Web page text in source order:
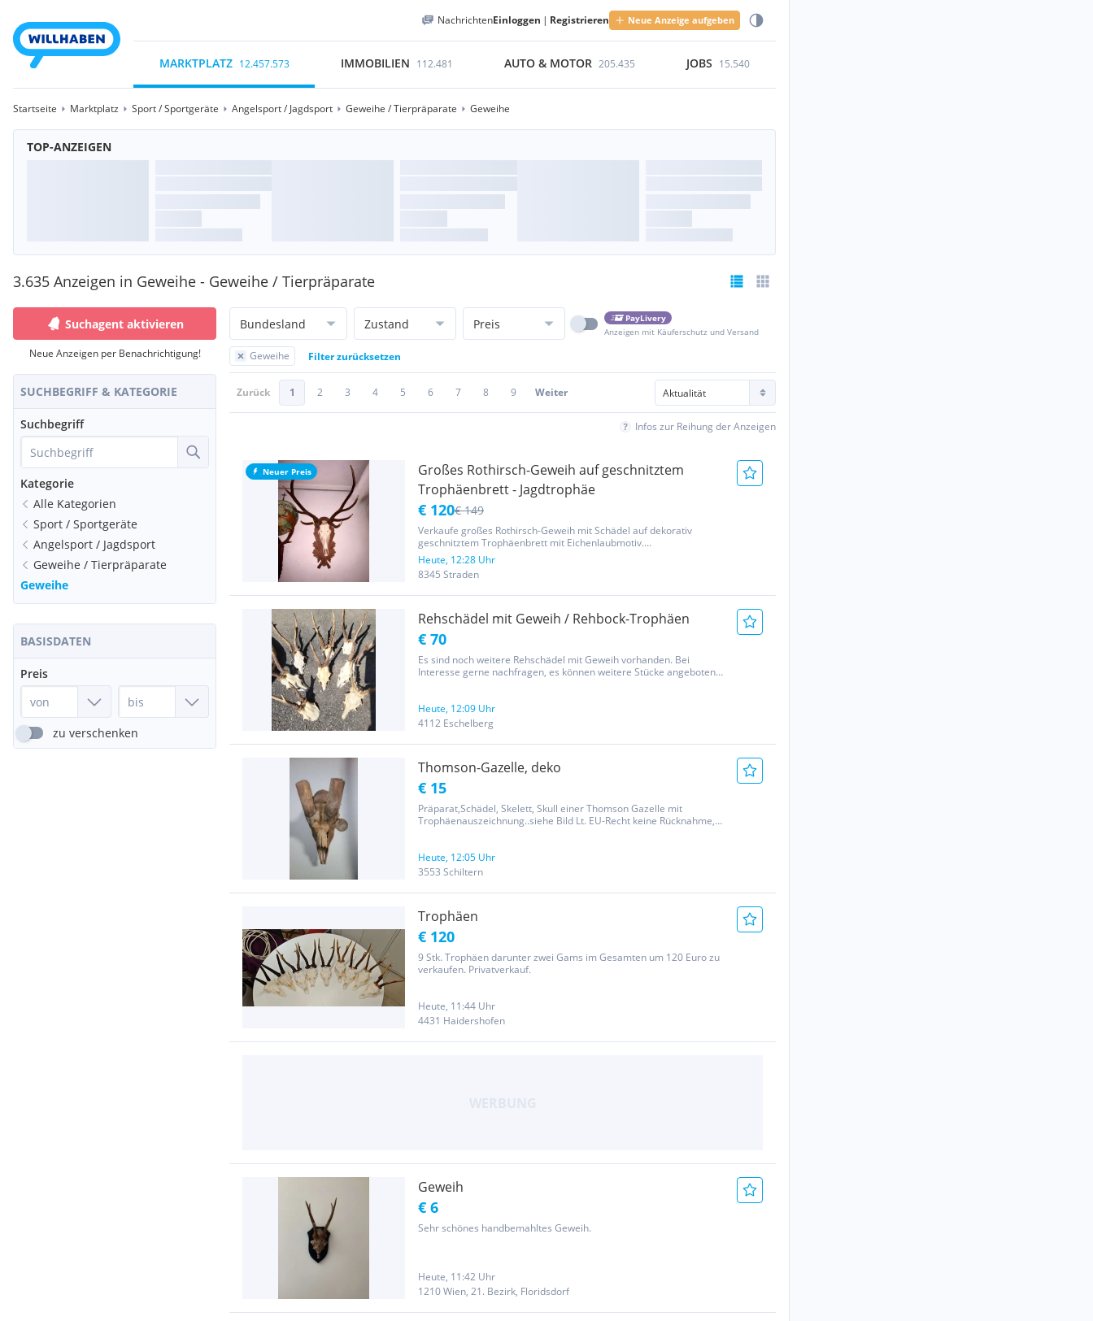
NachrichtenEinloggen | Registrieren Neue Anzeige aufgeben
MARKTPLATZ 12.457.573 IMMOBILIEN 112.481 AUTO & MOTOR 205.435 JOBS 15.540
Startseite Marktplatz Sport / Sportgeräte Angelsport / Jagdsport Geweihe / Tierpräparate Geweihe
TOP-ANZEIGEN
3.635 Anzeigen in Geweihe - Geweihe / Tierpräparate
Suchagent aktivieren
Neue Anzeigen per Benachrichtigung!
SUCHBEGRIFF & KATEGORIE
Suchbegriff
Kategorie
Alle Kategorien
Sport / Sportgeräte
Angelsport / Jagdsport
Geweihe / Tierpräparate
Geweihe
BASISDATEN
Preis
zu verschenken
Bundesland Zustand Preis
PayLivery
Anzeigen mit Käuferschutz und Versand
Geweihe Filter zurücksetzen
Zurück 1 2 3 4 5 6 7 8 9 Weiter
Infos zur Reihung der Anzeigen
Neuer Preis
Großes Rothirsch-Geweih auf geschnitztem
Trophäenbrett - Jagdtrophäe
€ 120€ 149
Verkaufe großes Rothirsch-Geweih mit Schädel auf dekorativ
geschnitztem Trophäenbrett mit Eichenlaubmotiv.
Aufschrift/Datierung 25.10.2014, Slatina. Schöne ausladende
Trophäe, guter gebrauchter Zustand. Ideal für Jagdstube, Hütte,
Gastronomie oder...
Heute, 12:28 Uhr
8345 Straden
Rehschädel mit Geweih / Rehbock-Trophäen
€ 70
Es sind noch weitere Rehschädel mit Geweih vorhanden. Bei
Interesse gerne nachfragen, es können weitere Stücke angeboten
Heute, 12:09 Uhr
4112 Eschelberg
Thomson-Gazelle, deko
€ 15
Präparat,Schädel, Skelett, Skull einer Thomson Gazelle mit
Trophäenauszeichnung..siehe Bild Lt. EU-Recht keine Rücknahme,
Heute, 12:05 Uhr
3553 Schiltern
Trophäen
€ 120
9 Stk. Trophäen darunter zwei Gams im Gesamten um 120 Euro zu
verkaufen. Privatverkauf.
Heute, 11:44 Uhr
4431 Haidershofen
Geweih
€ 6
Sehr schönes handbemahltes Geweih.
Heute, 11:42 Uhr
1210 Wien, 21. Bezirk, Floridsdorf